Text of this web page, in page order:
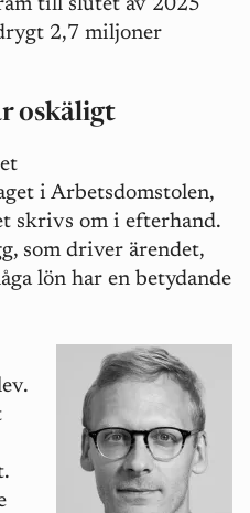
till slutet av 2025
2,7 miljoner
oskäligt
i Arbetsdomstolen,
skrivs om i efterhand.
som driver ärendet,
lön har en betydande